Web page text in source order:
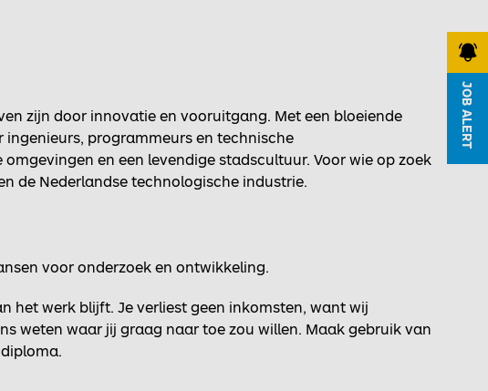
JOB ALERT
zijn door innovatie en vooruitgang. Met een bloeiende
programmeurs en technische
en een levendige stadscultuur. Voor wie op zoek
de Nederlandse technologische industrie.
voor onderzoek en ontwikkeling.
het werk blijft. Je verliest geen inkomsten, want wij
weten waar jij graag naar toe zou willen. Maak gebruik van
JOB ALERT